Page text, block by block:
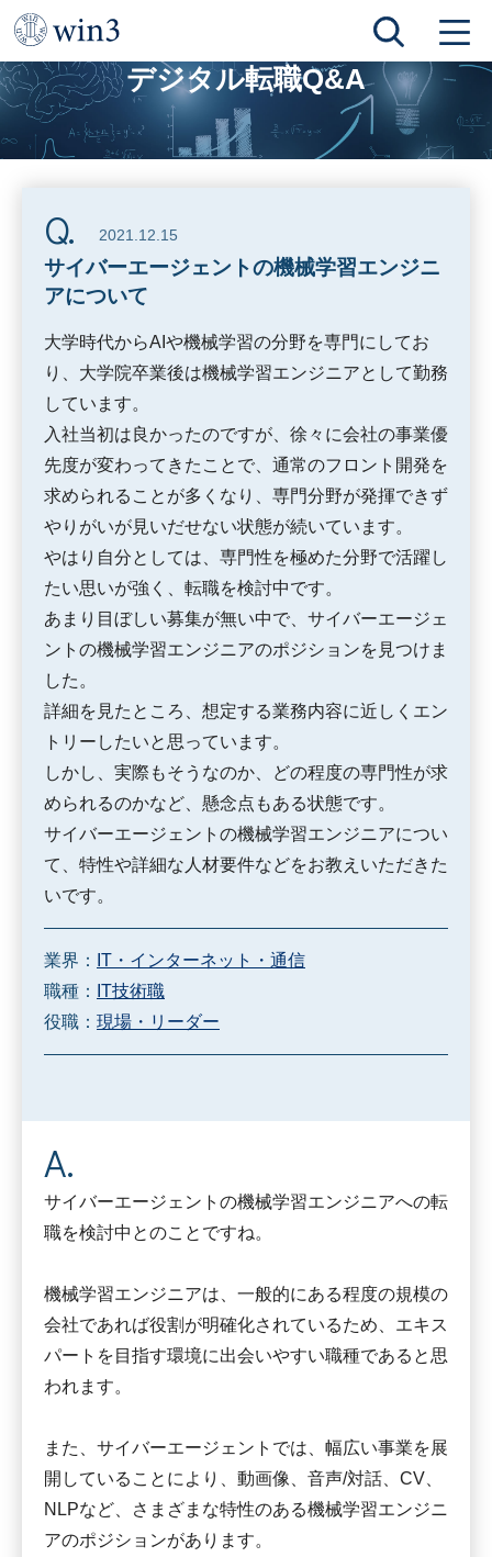
TOP サイバーエージェントの機械学習エンジニアについて
デジタル転職Q&A
2021.12.15
サイバーエージェントの機械学習エンジニ
アについて
大学時代からAIや機械学習の分野を専門にしてお
り、大学院卒業後は機械学習エンジニアとして勤務
しています。
入社当初は良かったのですが、徐々に会社の事業優
先度が変わってきたことで、通常のフロント開発を
求められることが多くなり、専門分野が発揮できず
やりがいが見いだせない状態が続いています。
やはり自分としては、専門性を極めた分野で活躍し
たい思いが強く、転職を検討中です。
あまり目ぼしい募集が無い中で、サイバーエージェ
ントの機械学習エンジニアのポジションを見つけま
した。
詳細を見たところ、想定する業務内容に近しくエン
トリーしたいと思っています。
しかし、実際もそうなのか、どの程度の専門性が求
められるのかなど、懸念点もある状態です。
サイバーエージェントの機械学習エンジニアについ
て、特性や詳細な人材要件などをお教えいただきた
いです。
業界：
IT・インターネット・通信
職種：
IT技術職
役職： 現場・リーダー
サイバーエージェントの機械学習エンジニアへの転
職を検討中とのことですね。
機械学習エンジニアは、一般的にある程度の規模の
会社であれば役割が明確化されているため、エキス
パートを目指す環境に出会いやすい職種であると思
われます。
また、サイバーエージェントでは、幅広い事業を展
開していることにより、動画像、音声/対話、CV、
NLPなど、さまざまな特性のある機械学習エンジニ
アのポジションがあります。